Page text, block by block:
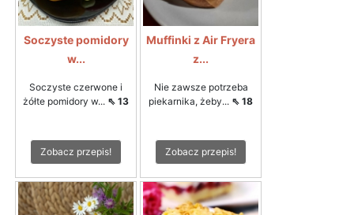
Soczyste pomidory
w...
Soczyste czerwone i
żółte pomidory w... ⇖ 13
Zobacz przepis!
Muffinki z Air Fryera
z...
Nie zawsze potrzeba
piekarnika, żeby... ⇖ 18
Zobacz przepis!